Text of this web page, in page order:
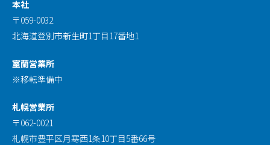
本社
〒059-0032
北海道登別市新生町1丁目17番地1
室蘭営業所
※移転準備中
札幌営業所
〒062-0021
札幌市豊平区月寒西1条10丁目5番66号